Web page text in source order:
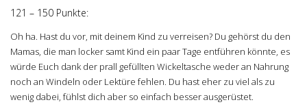
121 – 150 Punkte:
Oh ha. Hast du vor, mit deinem Kind zu verreisen? Du gehörst du den
Mamas, die man locker samt Kind ein paar Tage entführen könnte, es
würde Euch dank der prall gefüllten Wickeltasche weder an Nahrung
noch an Windeln oder Lektüre fehlen. Du hast eher zu viel als zu
wenig dabei, fühlst dich aber so einfach besser ausgerüstet.